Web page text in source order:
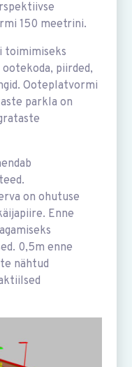
150 meetrini.
ootekoda, piirded,
Ooteplatvormi
parkla on
on ohutuse
Enne
0,5m enne
nähtud